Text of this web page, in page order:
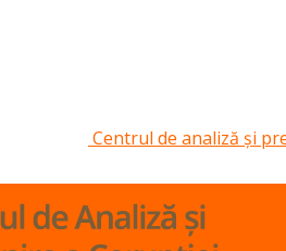
Centrul de analiză și